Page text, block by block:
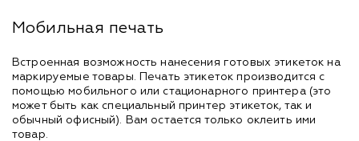
Мобильная печать
Встроенная возможность нанесения готовых этикеток на
маркируемые товары. Печать этикеток производится с
помощью мобильного или стационарного принтера (это
может быть как специальный принтер этикеток, так и
обычный офисный). Вам остается только оклеить ими
товар.